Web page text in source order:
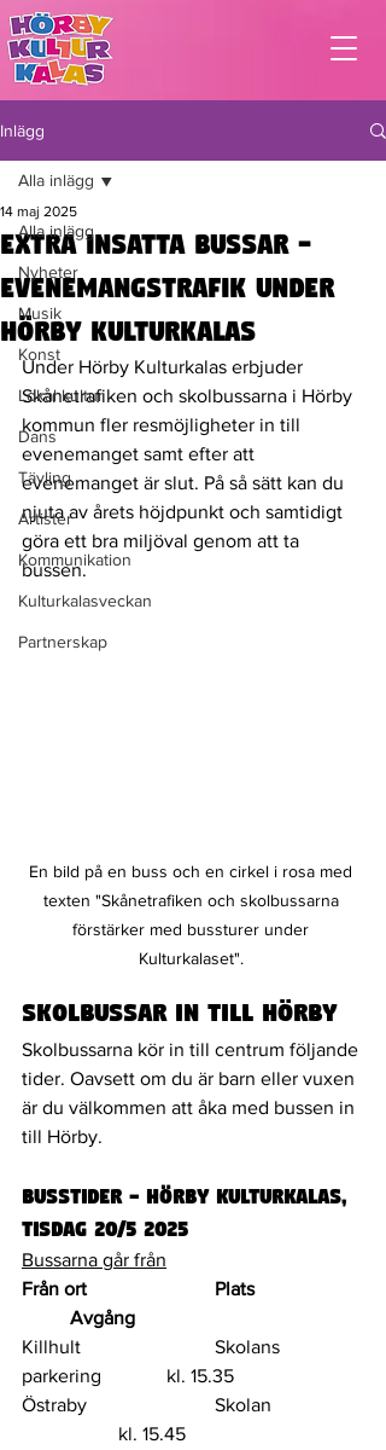
Inlägg
Alla inlägg
Nyheter
Musik
Konst
Lokal kultur
Dans
Tävling
Artister
Kommunikation
Kulturkalasveckan
Partnerskap
Alla inlägg
EXTRA INSATTA BUSSAR -
Evenemangstrafik under
Hörby Kulturkalas
14 maj 2025
Under Hörby Kulturkalas erbjuder
Skånetrafiken och skolbussarna i Hörby
kommun fler resmöjligheter in till
evenemanget samt efter att
evenemanget är slut. På så sätt kan du
njuta av årets höjdpunkt och samtidigt
göra ett bra miljöval genom att ta
bussen.
En bild på en buss och en cirkel i rosa med
texten "Skånetrafiken och skolbussarna
förstärker med bussturer under
Kulturkalaset".
SKOLBUSSAR in till Hörby
Skolbussarna kör in till centrum följande
tider. Oavsett om du är barn eller vuxen
är du välkommen att åka med bussen in
till Hörby.
Busstider - hörby kulturkalas,
Bussarna går från
Från ort			Plats
Killhult			Skolans
Östraby 			Skolan